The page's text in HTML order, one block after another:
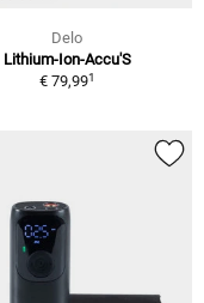
Delo
Lithium-Ion-Accu'S
€ 79,991